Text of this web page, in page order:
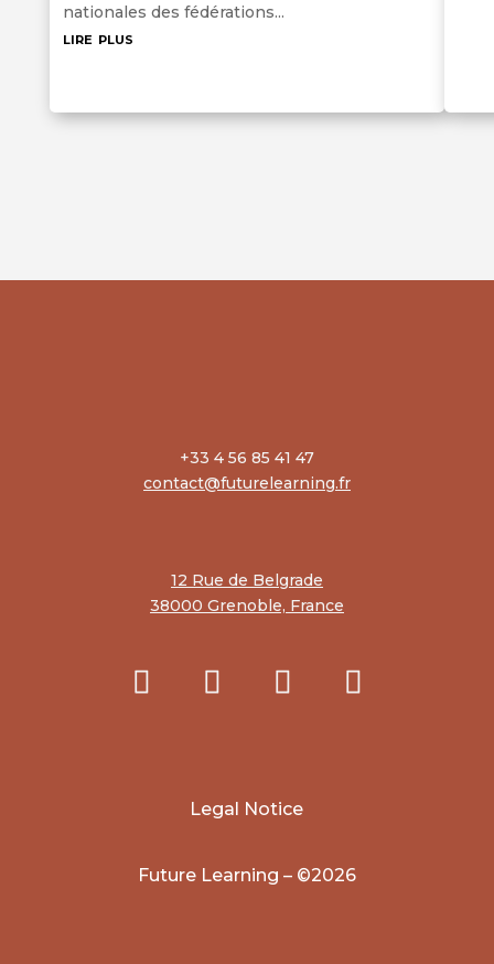
nationales des fédérations...
lire plus
+33 4 56 85 41 47
contact@futurelearning.fr
12 Rue de Belgrade
38000 Grenoble, France
Legal Notice
Future Learning – ©2026